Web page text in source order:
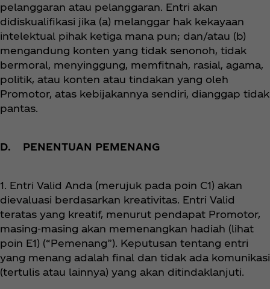
pelanggaran atau pelanggaran. Entri akan
didiskualifikasi jika (a) melanggar hak kekayaan
intelektual pihak ketiga mana pun; dan/atau (b)
mengandung konten yang tidak senonoh, tidak
bermoral, menyinggung, memfitnah, rasial, agama,
politik, atau konten atau tindakan yang oleh
Promotor, atas kebijakannya sendiri, dianggap tidak
pantas.
D. PENENTUAN PEMENANG
1. Entri Valid Anda (merujuk pada poin C1) akan
dievaluasi berdasarkan kreativitas. Entri Valid
teratas yang kreatif, menurut pendapat Promotor,
masing-masing akan memenangkan hadiah (lihat
poin E1) (“Pemenang”). Keputusan tentang entri
yang menang adalah final dan tidak ada komunikasi
(tertulis atau lainnya) yang akan ditindaklanjuti.